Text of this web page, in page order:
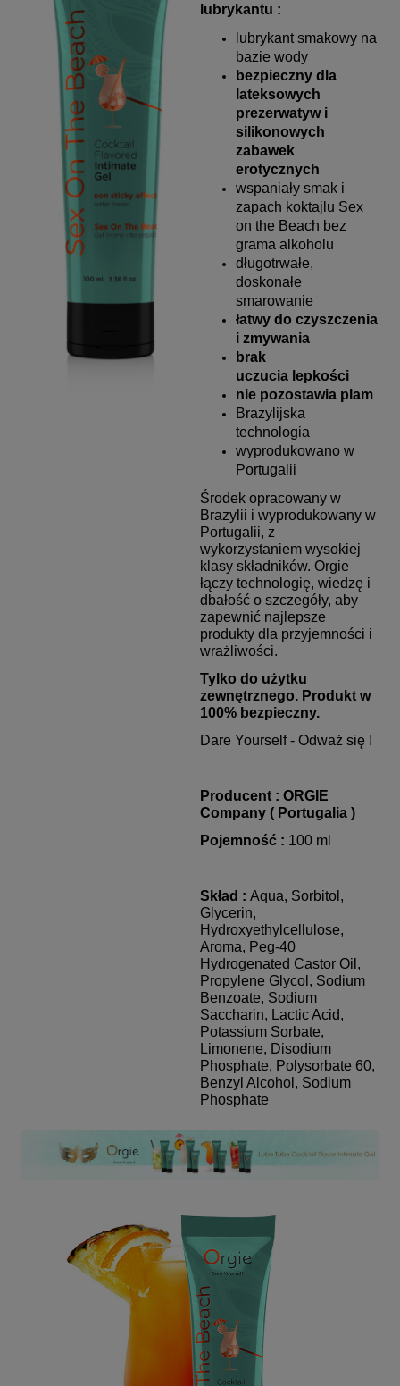
lubrykantu :
lubrykant smakowy na
bazie wody
bezpieczny dla
lateksowych
prezerwatyw i
silikonowych
zabawek
erotycznych
wspaniały smak i
zapach koktajlu Sex
on the Beach bez
grama alkoholu
długotrwałe,
doskonałe
smarowanie
łatwy do czyszczenia
i zmywania
brak
uczucia lepkości
nie pozostawia plam
Brazylijska
technologia
wyprodukowano w
Portugalii
Środek opracowany w
Brazylii i wyprodukowany w
Portugalii, z
wykorzystaniem wysokiej
klasy składników. Orgie
łączy technologię, wiedzę i
dbałość o szczegóły, aby
zapewnić najlepsze
produkty dla przyjemności i
wrażliwości.
Tylko do użytku
zewnętrznego. Produkt w
100% bezpieczny.
Dare Yourself - Odważ się !
Producent : ORGIE
Company ( Portugalia )
Pojemność : 100 ml
Skład : Aqua, Sorbitol,
Glycerin,
Hydroxyethylcellulose,
Aroma, Peg-40
Hydrogenated Castor Oil,
Propylene Glycol, Sodium
Benzoate, Sodium
Saccharin, Lactic Acid,
Potassium Sorbate,
Limonene, Disodium
Phosphate, Polysorbate 60,
Benzyl Alcohol, Sodium
Phosphate